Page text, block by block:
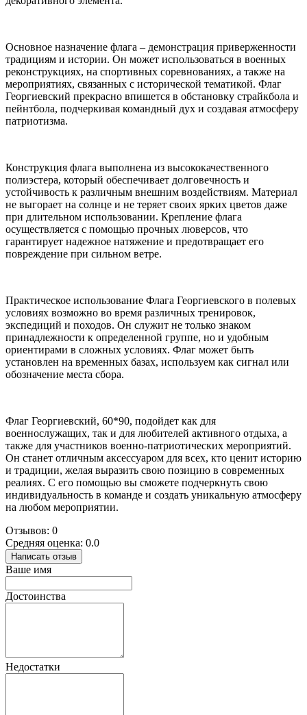
Основное назначение флага – демонстрация приверженности
традициям и истории. Он может использоваться в военных
реконструкциях, на спортивных соревнованиях, а также на
мероприятиях, связанных с исторической тематикой. Флаг
Георгиевский прекрасно впишется в обстановку страйкбола и
пейнтбола, подчеркивая командный дух и создавая атмосферу
патриотизма.
Конструкция флага выполнена из высококачественного
полиэстера, который обеспечивает долговечность и
устойчивость к различным внешним воздействиям. Материал
не выгорает на солнце и не теряет своих ярких цветов даже
при длительном использовании. Крепление флага
осуществляется с помощью прочных люверсов, что
гарантирует надежное натяжение и предотвращает его
повреждение при сильном ветре.
Практическое использование Флага Георгиевского в полевых
условиях возможно во время различных тренировок,
экспедиций и походов. Он служит не только знаком
принадлежности к определенной группе, но и удобным
ориентирами в сложных условиях. Флаг может быть
установлен на временных базах, используем как сигнал или
обозначение места сбора.
Флаг Георгиевский, 60*90, подойдет как для
военнослужащих, так и для любителей активного отдыха, а
также для участников военно-патриотических мероприятий.
Он станет отличным аксессуаром для всех, кто ценит историю
и традиции, желая выразить свою позицию в современных
реалиях. С его помощью вы сможете подчеркнуть свою
индивидуальность в команде и создать уникальную атмосферу
на любом мероприятии.
Отзывов: 0
Средняя оценка: 0.0
Написать отзыв
Ваше имя
Достоинства
Недостатки